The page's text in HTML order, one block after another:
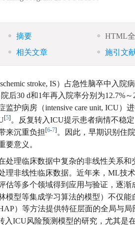
摘要 HTML
相关文章
施引文
stroke, IS）占急性脑卒中入
后30 d和1年再入院率分别为12.7%～
监护病房（intensive care unit, ICU）
[5] 。反复转入ICU提示患者病情不稳
来沉重负担[6-7] 。因此，早期识别住
要意义。
处理临床数据中复杂的非线性关系和
理非线性临床数据。近年来，ML技
估等多个领域得到应用与验证，逐
模型等集成学习算法的模型）不仅能
）等方法提供特征层面的全局与
入ICU风险预测模型的研究，尤其是